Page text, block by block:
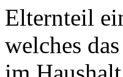
Elternteil
welches